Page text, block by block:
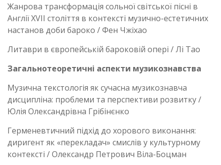
Жанрова трансформація сольної світської пісні в
Англії XVII століття в контексті музично-естетичних
настанов доби бароко / Фен Чжіхао
Литаври в європейській бароковій опері / Лі Тао
Загальнотеоретичні аспекти музикознавства
Музична текстологія як сучасна музикознавча
дисципліна: проблеми та перспективи розвитку /
Юлія Олександрівна Грібінєнко
Герменевтичний підхід до хорового виконання:
диригент як «перекладач» смислів у культурному
контексті / Олександр Петрович Віла-Боцман